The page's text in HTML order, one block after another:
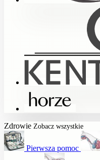
Zdrowie Zobacz wszystkie
Pierwsza pomoc